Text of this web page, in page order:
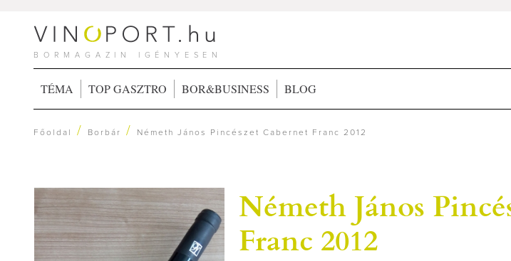
BORMAGAZIN IGÉNYESEN
TÉMA TOP GASZTRO BOR&BUSINESS BLOG
Főoldal / Borbár / Németh János Pincészet Cabernet Franc 2012
Németh János
Franc 2012